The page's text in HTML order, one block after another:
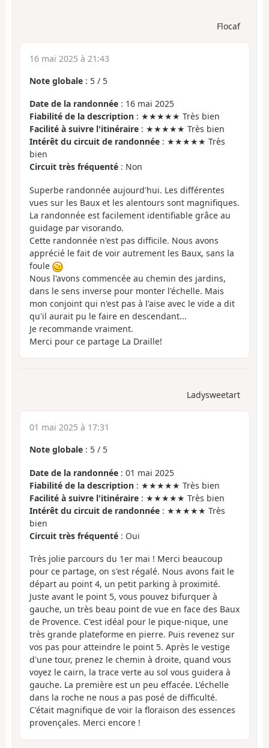
Flocaf
16 mai 2025 à 21:43
Note globale : 5 / 5
Date de la randonnée : 16 mai 2025
Fiabilité de la description : ★★★★★ Très bien
Facilité à suivre l'itinéraire : ★★★★★ Très bien
Intérêt du circuit de randonnée : ★★★★★ Très
bien
Circuit très fréquenté : Non
Superbe randonnée aujourd'hui. Les différentes
vues sur les Baux et les alentours sont magnifiques.
La randonnée est facilement identifiable grâce au
guidage par visorando.
Cette randonnée n'est pas difficile. Nous avons
apprécié le fait de voir autrement les Baux, sans la
foule
Nous l'avons commencée au chemin des jardins,
dans le sens inverse pour monter l'échelle. Mais
mon conjoint qui n'est pas à l'aise avec le vide a dit
qu'il aurait pu le faire en descendant...
Je recommande vraiment.
Merci pour ce partage La Draille!
Ladysweetart
01 mai 2025 à 17:31
Note globale : 5 / 5
Date de la randonnée : 01 mai 2025
Fiabilité de la description : ★★★★★ Très bien
Facilité à suivre l'itinéraire : ★★★★★ Très bien
Intérêt du circuit de randonnée : ★★★★★ Très
bien
Circuit très fréquenté : Oui
Très jolie parcours du 1er mai ! Merci beaucoup
pour ce partage, on s'est régalé. Nous avons fait le
départ au point 4, un petit parking à proximité.
Juste avant le point 5, vous pouvez bifurquer à
gauche, un très beau point de vue en face des Baux
de Provence. C'est idéal pour le pique-nique, une
très grande plateforme en pierre. Puis revenez sur
vos pas pour atteindre le point 5. Après le vestige
d'une tour, prenez le chemin à droite, quand vous
voyez le cairn, la trace verte au sol vous guidera à
gauche. La première est un peu effacée. L'échelle
dans la roche ne nous a pas posé de difficulté.
C'était magnifique de voir la floraison des essences
provençales. Merci encore !